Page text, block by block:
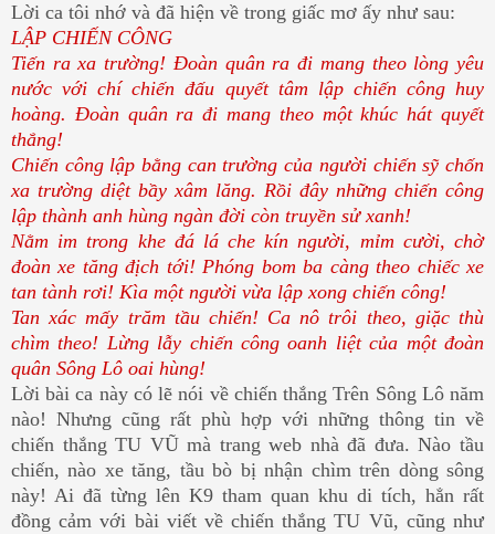
Lời ca tôi nhớ và đã hiện về trong giấc mơ ấy như sau:
LẬP CHIẾN CÔNG
Tiến ra xa trường! Đoàn quân ra đi mang theo lòng yêu
nước với chí chiến đấu quyết tâm lập chiến công huy
hoàng. Đoàn quân ra đi mang theo một khúc hát quyết
thắng!
Chiến công lập bằng can trường của người chiến sỹ chốn
xa trường diệt bầy xâm lăng. Rồi đây những chiến công
lập thành anh hùng ngàn đời còn truyền sử xanh!
Nằm im trong khe đá lá che kín người, mỉm cười, chờ
đoàn xe tăng địch tới! Phóng bom ba càng theo chiếc xe
tan tành rơi! Kìa một người vừa lập xong chiến công!
Tan xác mấy trăm tầu chiến! Ca nô trôi theo, giặc thù
chìm theo! Lừng lẫy chiến công oanh liệt của một đoàn
quân Sông Lô oai hùng!
Lời bài ca này có lẽ nói về chiến thắng Trên Sông Lô năm
nào! Nhưng cũng rất phù hợp với những thông tin về
chiến thắng TU VŨ mà trang web nhà đã đưa. Nào tầu
chiến, nào xe tăng, tầu bò bị nhận chìm trên dòng sông
này! Ai đã từng lên K9 tham quan khu di tích, hẳn rất
đồng cảm với bài viết về chiến thắng TU Vũ, cũng như